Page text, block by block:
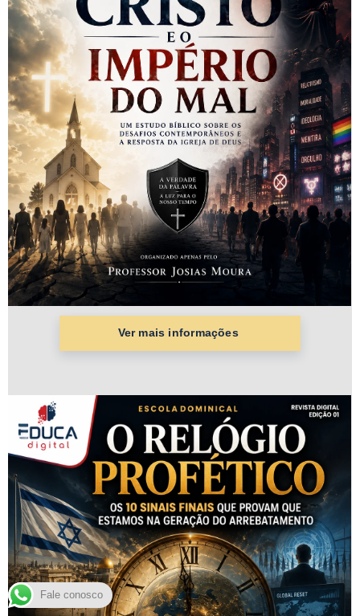
Fale conosco